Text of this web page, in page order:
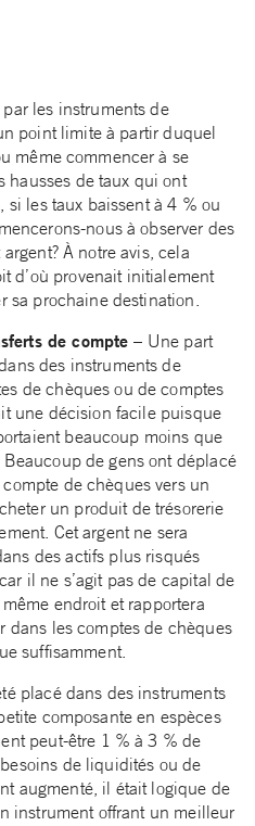
les instruments de
point limite à partir duquel
même commencer à se
hausses de taux qui ont
si les taux baissent à 4 % ou
nous à observer des
À notre avis, cela
d’où provenait initialement
sa prochaine destination.
de compte – Une part
des instruments de
de chèques ou de comptes
une décision facile puisque
beaucoup moins que
de gens ont déplacé
de chèques vers un
un produit de trésorerie
Cet argent ne sera
des actifs plus risqués
il ne s’agit pas de capital de
endroit et rapportera
dans les comptes de chèques
suffisamment.
placé dans des instruments
composante en espèces
peut-être 1 % à 3 % de
de liquidités ou de
augmenté, il était logique de
instrument offrant un meilleur